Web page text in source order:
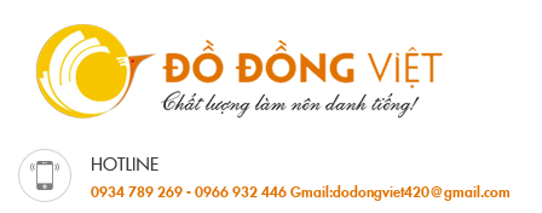
0934 789 269 - 0966 932 446 Gmail:dodongviet420@gmail.com